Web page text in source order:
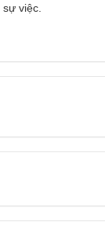
việc.